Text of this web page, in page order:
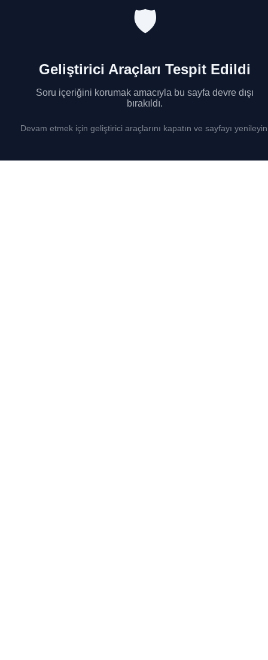
🛡️
Geliştirici Araçları Tespit Edildi
Soru içeriğini korumak amacıyla bu sayfa devre dışı
bırakıldı.
Devam etmek için geliştirici araçlarını kapatın ve sayfayı